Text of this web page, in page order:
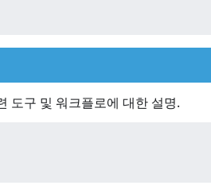
도구 및 워크플로에 대한 설명.